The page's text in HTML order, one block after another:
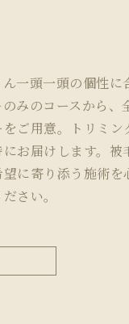
一頭一頭の個性
みのコースから、
ご用意。トリミン
お届けします。
に寄り添う施術を
さい。